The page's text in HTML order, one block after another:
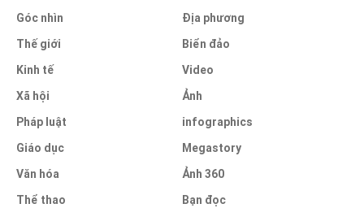
Góc nhìn
Thế giới
Kinh tế
Xã hội
Pháp luật
Giáo dục
Văn hóa
Thể thao
Địa phương
Biển đảo
Video
Ảnh
infographics
Megastory
Ảnh 360
Bạn đọc